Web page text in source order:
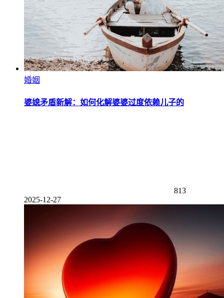
婚姻
婆媳矛盾新解：如何化解婆婆过度依赖儿子的
813
2025-12-27